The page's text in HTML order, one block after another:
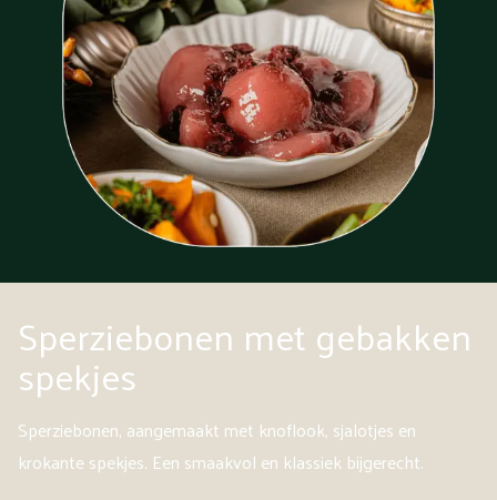
Sperziebonen met gebakken
spekjes
Sperziebonen, aangemaakt met knoflook, sjalotjes en
krokante spekjes. Een smaakvol en klassiek bijgerecht.